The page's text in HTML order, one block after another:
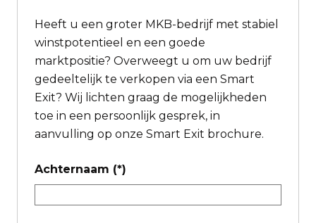
Heeft u een groter MKB-bedrijf met stabiel
winstpotentieel en een goede
marktpositie? Overweegt u om uw bedrijf
gedeeltelijk te verkopen via een Smart
Exit? Wij lichten graag de mogelijkheden
toe in een persoonlijk gesprek, in
aanvulling op onze Smart Exit brochure.
Achternaam (*)